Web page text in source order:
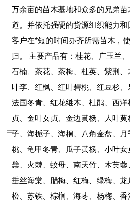
万余亩的苗木基地和众多的兄弟
道。并依托强硬的货源组织能力
客户在*短的时间办齐所需苗木，
归。 主要产品有：桂花、广玉兰
石楠、茶花、茶梅、杜英、紫荆
叶李、红枫、红叶碧桃、红豆杉、
法国冬青、红花继木、杜鹃、西
贞、金叶女贞、金边黄杨、大叶
子、海栀子、海桐、八角金盘、
桃、龟甲冬青、瓜子黄杨、小叶
檗、火棘、蚊母、南天竹、木芙蓉
垂丝海棠、腊梅、红梅、绿梅、
松、苏铁、棕榈、海枣、杨梅、香